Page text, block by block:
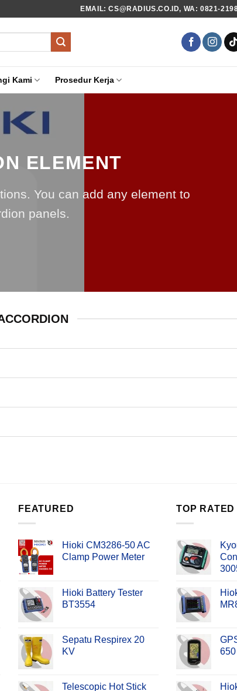
EMAIL: CS@RADIUS.CO.ID, WA: 0821-
Kami Prosedur Kerja
ELEMENT
You can add any element to
panels.
FEATURED
Hioki CM3286-50 AC
Clamp Power Meter
Hioki Battery Tester
BT3554
Sepatu Respirex 20
KV
Telescopic Hot Stick
TOP RATED
650